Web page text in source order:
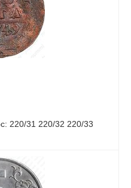
220/31 220/32 220/33